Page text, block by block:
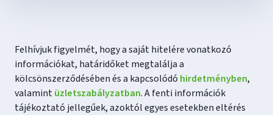
Felhívjuk figyelmét, hogy a saját hitelére vonatkozó
információkat, határidőket megtalálja a
kölcsönszerződésében és a kapcsolódó hirdetményben,
valamintüzletszabályzatban. A fenti információk
tájékoztató jellegűek, azoktól egyes esetekben eltérés